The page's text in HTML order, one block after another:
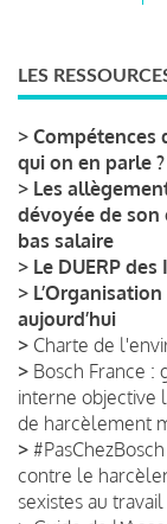
LES
> Compétences
qui on en parle ?
> Les
dévoyée de
bas salaire
> Le DUERP
>
aujourd’hui
> Charte de
> Bosch France :
interne objective
de harcèlement
>
contre le
sexistes au travail